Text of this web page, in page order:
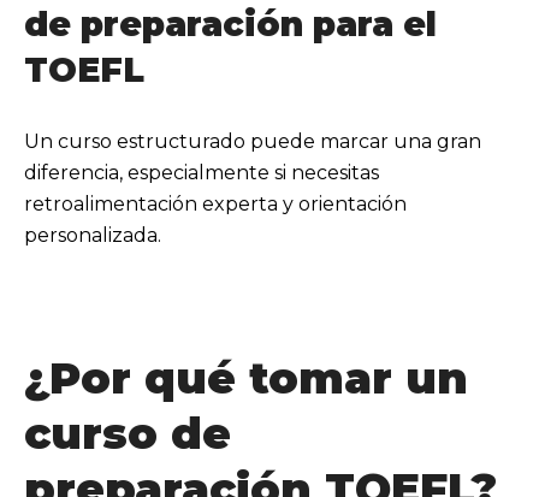
de preparación para el
TOEFL
Un curso estructurado puede marcar una gran
diferencia, especialmente si necesitas
retroalimentación experta y orientación
personalizada.
¿Por qué tomar un
curso de